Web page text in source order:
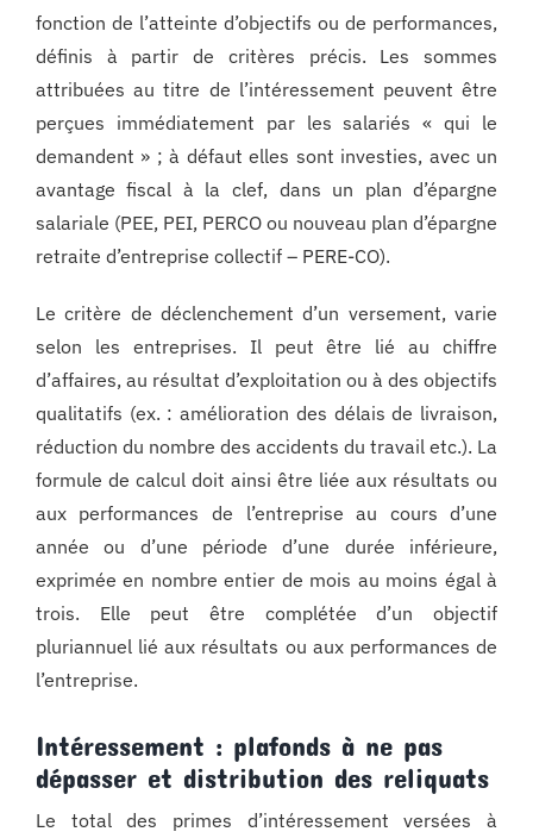
fonction de l’atteinte d’objectifs ou de performances,
définis à partir de critères précis. Les sommes
attribuées au titre de l’intéressement peuvent être
perçues immédiatement par les salariés « qui le
demandent » ; à défaut elles sont investies, avec un
avantage fiscal à la clef, dans un plan d’épargne
salariale (PEE, PEI, PERCO ou nouveau plan d’épargne
retraite d’entreprise collectif – PERE-CO).
Le critère de déclenchement d’un versement, varie
selon les entreprises. Il peut être lié au chiffre
d’affaires, au résultat d’exploitation ou à des objectifs
qualitatifs (ex. : amélioration des délais de livraison,
réduction du nombre des accidents du travail etc.). La
formule de calcul doit ainsi être liée aux résultats ou
aux performances de l’entreprise au cours d’une
année ou d’une période d’une durée inférieure,
exprimée en nombre entier de mois au moins égal à
trois. Elle peut être complétée d’un objectif
pluriannuel lié aux résultats ou aux performances de
l’entreprise.
Intéressement : plafonds à ne pas
dépasser et distribution des reliquats
Le total des primes d’intéressement versées à